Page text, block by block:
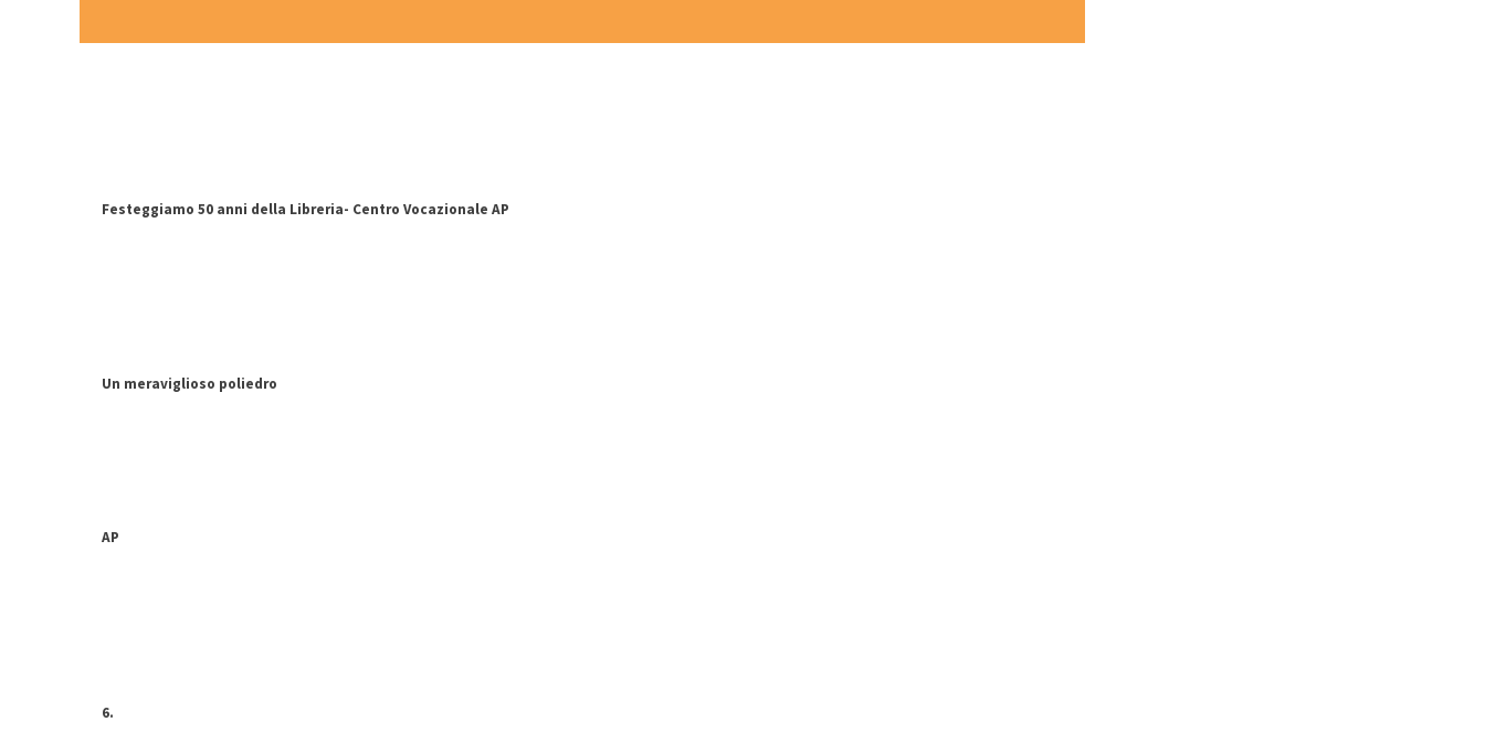
Festeggiamo 50 anni della Libreria- Centro Vocazionale AP
Un meraviglioso poliedro
AP
6.